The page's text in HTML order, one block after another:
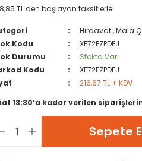
TL den başlayan taksitlerle!
Hırdavat,Mala
Kodu
XE72EZPDFJ
Durumu
Stokta Var
Kodu
XE72EZPDFJ
216,67 TL + KDV
13:30’a kadar verilen
Sepete